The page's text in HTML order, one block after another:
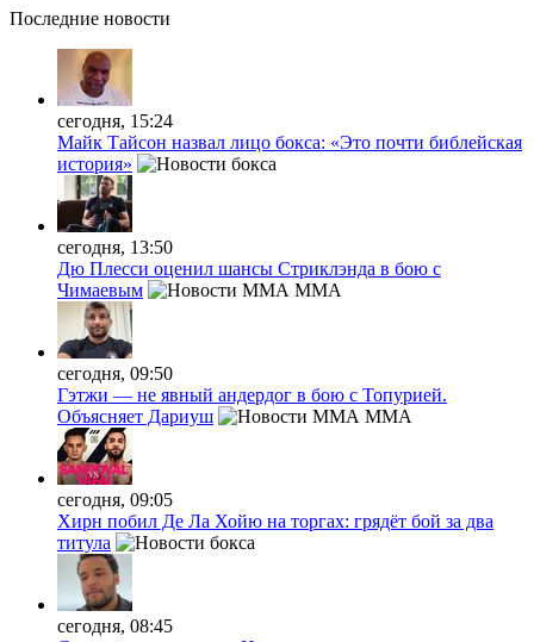
Последние новости
сегодня, 15:24
Майк Тайсон назвал лицо бокса: «Это почти библейская
история»
сегодня, 13:50
Дю Плесси оценил шансы Стриклэнда в бою с
Чимаевым
MMA
сегодня, 09:50
Гэтжи — не явный андердог в бою с Топурией.
Объясняет Дариуш
MMA
сегодня, 09:05
Хирн побил Де Ла Хойю на торгах: грядёт бой за два
титула
сегодня, 08:45